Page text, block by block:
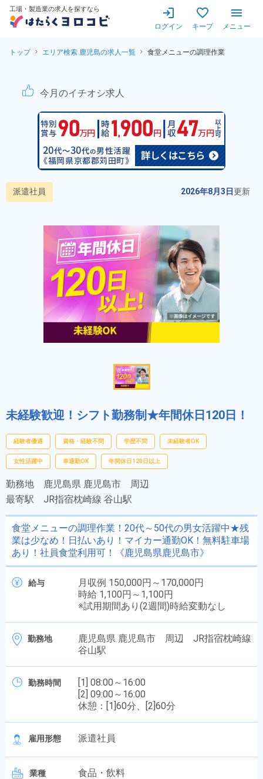
工場・製造業の求人を探すなら
ログイン キープ メニュー
トップ エリア検索 鹿児島の求人一覧 食堂メニューの調理作業
食堂メニューの調理作業！
今月のイチオシ求人
派遣社員 2026年8月3日更新
未経験歓迎！シフト勤務制★年間休日120日！
経験者優遇 資格・経験不問 学歴不問 未経験者OK
女性活躍中 車通勤OK 年間休日120日以上
勤務地
鹿児島県 鹿児島市 周辺
最寄駅 JR指宿枕崎線 谷山駅
食堂メニューの調理作業！20代～50代の男女活躍中★残
業は少なめ！日払いあり！マイカー通勤OK！無料駐車場
あり！社員食堂利用可！《鹿児島県鹿児島市》
給与
月収例 150,000円～170,000円
時給 1,100円～1,100円
※試用期間あり(2週間)時給変動なし
勤務地
鹿児島県 鹿児島市 周辺 JR指宿枕崎線
谷山駅
勤務時間
[1] 08:00～16:00
[2] 09:00～16:00
休憩：[1]60分、[2]60分
雇用形態 派遣社員
業種 食品・飲料